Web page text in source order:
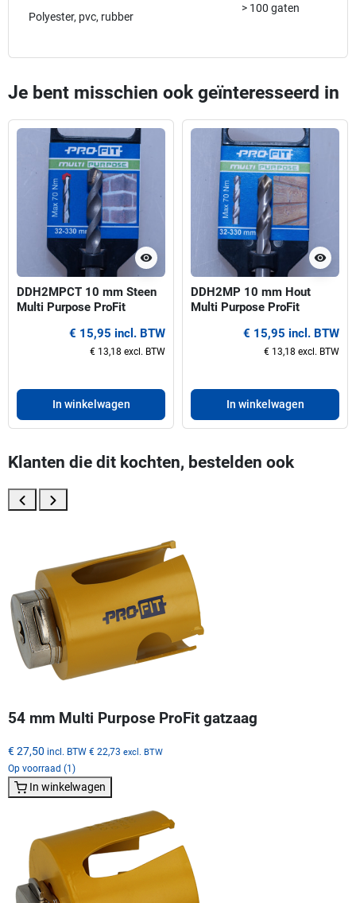
Polyester, pvc, rubber
> 100 gaten
Je bent misschien ook geïnteresseerd in
visibility
DDH2MPCT 10 mm Steen
Multi Purpose ProFit
32-330 mm€ 15,95 incl. BTW
€ 13,18 excl. BTW
In winkelwagen
visibility
DDH2MP 10 mm Hout
Multi Purpose ProFit
32-330 mm€ 15,95 incl. BTW
€ 13,18 excl. BTW
In winkelwagen
Klanten die dit kochten, bestelden ook
54 mm Multi Purpose ProFit gatzaag
€ 27,50 incl. BTW € 22,73 excl. BTW
Op voorraad (1)
In winkelwagen